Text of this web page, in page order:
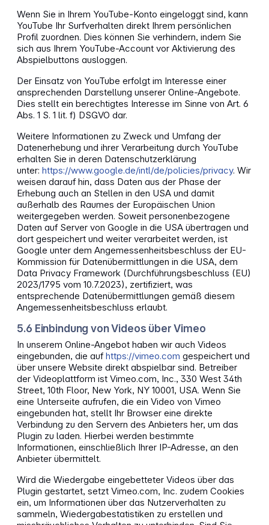
Wenn Sie in Ihrem YouTube-Konto eingeloggt sind, kann
YouTube Ihr Surfverhalten direkt Ihrem persönlichen
Profil zuordnen. Dies können Sie verhindern, indem Sie
sich aus Ihrem YouTube-Account vor Aktivierung des
Abspielbuttons ausloggen.
Der Einsatz von YouTube erfolgt im Interesse einer
ansprechenden Darstellung unserer Online-Angebote.
Dies stellt ein berechtigtes Interesse im Sinne von Art. 6
Abs. 1 S. 1 lit. f) DSGVO dar.
Weitere Informationen zu Zweck und Umfang der
Datenerhebung und ihrer Verarbeitung durch YouTube
erhalten Sie in deren Datenschutzerklärung
unter:https://www.google.de/intl/de/policies/privacy. Wir
weisen darauf hin, dass Daten aus der Phase der
Erhebung auch an Stellen in den USA und damit
außerhalb des Raumes der Europäischen Union
weitergegeben werden. Soweit personenbezogene
Daten auf Server von Google in die USA übertragen und
dort gespeichert und weiter verarbeitet werden, ist
Google unter dem Angemessenheitsbeschluss der EU-
Kommission für Datenübermittlungen in die USA, dem
Data Privacy Framework (Durchführungsbeschluss (EU)
2023/1795 vom 10.7.2023), zertifiziert, was
entsprechende Datenübermittlungen gemäß diesem
Angemessenheitsbeschluss erlaubt.
5.6 Einbindung von Videos über Vimeo
In unserem Online-Angebot haben wir auch Videos
eingebunden, die aufhttps://vimeo.com gespeichert und
über unsere Website direkt abspielbar sind. Betreiber
der Videoplattform ist Vimeo.com, Inc., 330 West 34th
Street, 10th Floor, New York, NY 10001, USA. Wenn Sie
eine Unterseite aufrufen, die ein Video von Vimeo
eingebunden hat, stellt Ihr Browser eine direkte
Verbindung zu den Servern des Anbieters her, um das
Plugin zu laden. Hierbei werden bestimmte
Informationen, einschließlich Ihrer IP-Adresse, an den
Anbieter übermittelt.
Wird die Wiedergabe eingebetteter Videos über das
Plugin gestartet, setzt Vimeo.com, Inc. zudem Cookies
ein, um Informationen über das Nutzerverhalten zu
sammeln, Wiedergabestatistiken zu erstellen und